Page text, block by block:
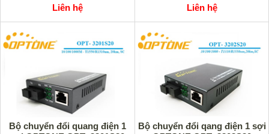
Liên hệ
Liên hệ
Bộ chuyển đổi quang điện 1
Bộ chuyển đổi qang điện 1 sợi